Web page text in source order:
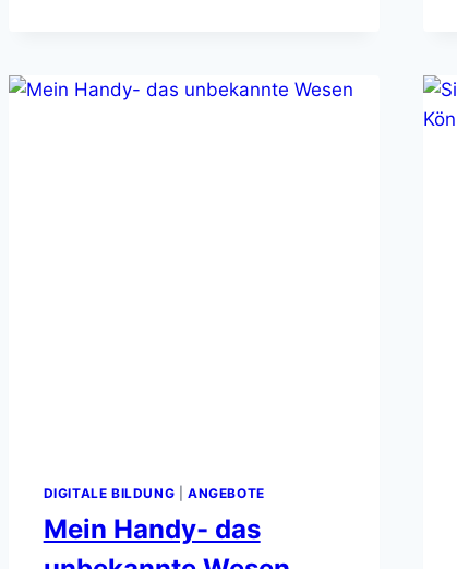
DIGITAL“
DIGITALE BILDUNG ANGEBOTE
Mein Handy- das